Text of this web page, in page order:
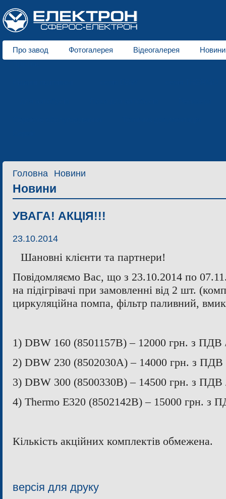
Про завод Фотогалерея
Відеогалерея
Новини
Головна Новини
Новини
УВАГА! АКЦІЯ!!!
23.10.2014
Шановні клієнти та партнери!
Повідомляємо Вас, що з 23.10.2014 по
на підігрівачі при замовленні від 2 шт.
циркуляційна помпа, фільтр паливний,
1) DBW 160 (8501157B) – 12000 грн. з ПДВ
2) DBW 230 (8502030А) – 14000 грн. з ПДВ
3) DBW 300 (8500330В) – 14500 грн. з
4) Thermo E320 (8502142B) – 15000 грн. з
Кількість акційних комплектів обмежена.
версія для друку